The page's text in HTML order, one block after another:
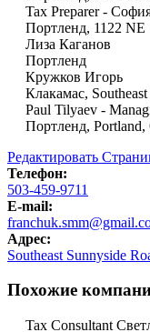
Tax Preparer -
Портленд, 1122 NE
Лиза Каганов
Портленд
Кружков Игорь
Клакамас,
Paul Tilyaev -
Портленд, Portland,
Редактировать
Телефон:
503-459-9711
E-mail:
Адрес:
Southeast Sunnyside
Похожие
Tax Consultant